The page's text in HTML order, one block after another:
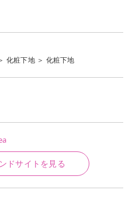
化粧下地＞ 化粧下地
ドサイトを見る